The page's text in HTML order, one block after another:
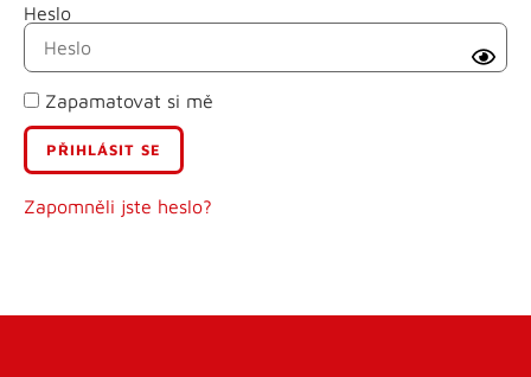
Heslo
Zapamatovat si mě
Zapomněli jste heslo?
Příjmení
E-mail
Uživatelské jméno